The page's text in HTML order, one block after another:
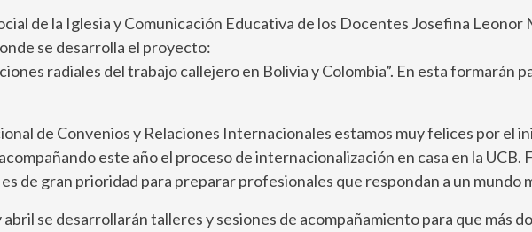
de la Iglesia y Comunicación Educativa de los Docentes Josefina
se desarrolla el proyecto:
radiales del trabajo callejero en Bolivia y Colombia”. En esta formarán
de Convenios y Relaciones Internacionales estamos muy felices por el
este año el proceso de internacionalización en casa en la
de gran prioridad para preparar profesionales que respondan a un mundo
se desarrollarán talleres y sesiones de acompañamiento para que más